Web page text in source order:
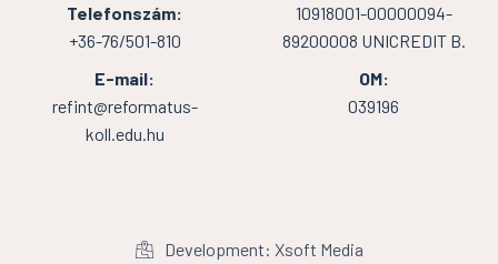
Telefonszám:
+36-76/501-810
E-mail:
refint@reformatus-
koll.edu.hu
10918001-00000094-
89200008 UNICREDIT B.
OM:
039196
Development: Xsoft Media